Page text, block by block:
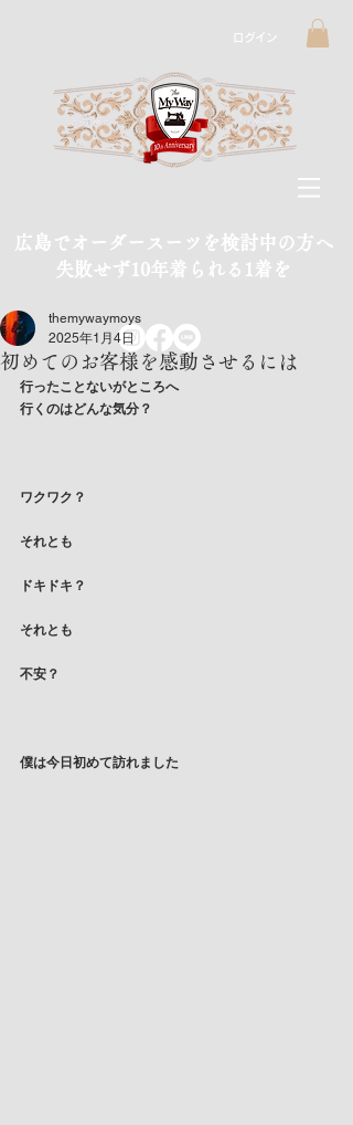
ログイン
広島でオーダースーツを検討中の方へ
​失敗せず10年着られる1着を
初めてのお客様を感動させるには
themywaymoys
2025年1月4日
行ったことないがところへ
行くのはどんな気分？
ワクワク？
それとも
ドキドキ？
それとも
不安？
僕は今日初めて訪れました